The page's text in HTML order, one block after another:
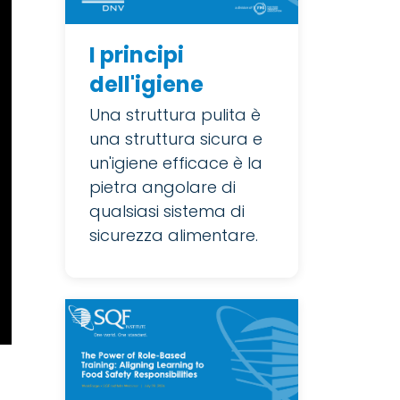
I principi
dell'igiene
Una struttura pulita è
una struttura sicura e
un'igiene efficace è la
pietra angolare di
qualsiasi sistema di
sicurezza alimentare.